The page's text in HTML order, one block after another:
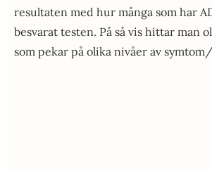
resultaten med hur många som har
besvarat testen. På så vis hittar man
som pekar på olika nivåer av